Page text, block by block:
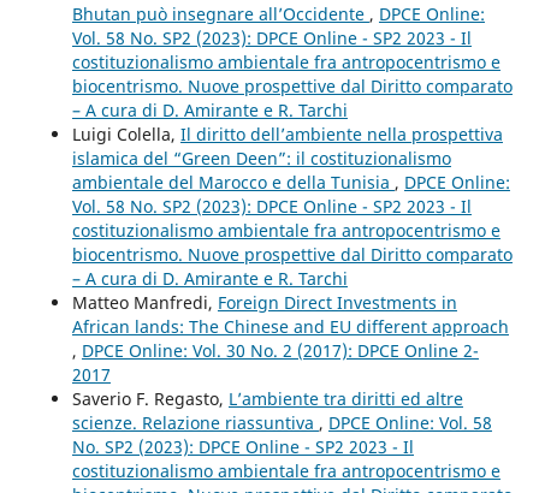
Bhutan può insegnare all’Occidente , DPCE Online:
Vol. 58 No. SP2 (2023): DPCE Online - SP2 2023 - Il
costituzionalismo ambientale fra antropocentrismo e
biocentrismo. Nuove prospettive dal Diritto comparato
– A cura di D. Amirante e R. Tarchi
Luigi Colella, Il diritto dell’ambiente nella prospettiva
islamica del “Green Deen”: il costituzionalismo
ambientale del Marocco e della Tunisia , DPCE Online:
Vol. 58 No. SP2 (2023): DPCE Online - SP2 2023 - Il
costituzionalismo ambientale fra antropocentrismo e
biocentrismo. Nuove prospettive dal Diritto comparato
– A cura di D. Amirante e R. Tarchi
Matteo Manfredi, Foreign Direct Investments in
African lands: The Chinese and EU different approach
, DPCE Online: Vol. 30 No. 2 (2017): DPCE Online 2-
2017
Saverio F. Regasto, L’ambiente tra diritti ed altre
scienze. Relazione riassuntiva , DPCE Online: Vol. 58
No. SP2 (2023): DPCE Online - SP2 2023 - Il
costituzionalismo ambientale fra antropocentrismo e